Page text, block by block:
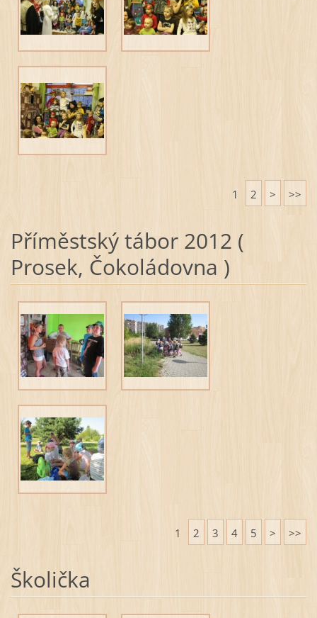
1 2 > >>
Příměstský tábor 2012 (
Prosek, Čokoládovna )
1 2 3 4 5 > >>
Školička